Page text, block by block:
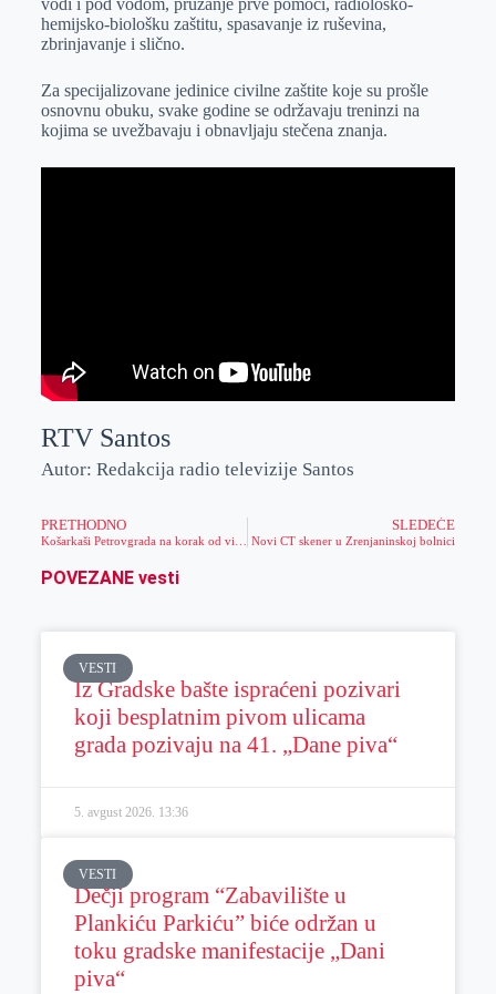
vodi i pod vodom, pružanje prve pomoći, radiološko-
hemijsko-biološku zaštitu, spasavanje iz ruševina,
zbrinjavanje i slično.
Za specijalizovane jedinice civilne zaštite koje su prošle
osnovnu obuku, svake godine se održavaju treninzi na
kojima se uvežbavaju i obnavljaju stečena znanja.
RTV Santos
Autor: Redakcija radio televizije Santos
PRETHODNO SLEDEĆE
Novi CT skener u Zrenjaninskoj bolnici
POVEZANE vesti
VESTI
Iz Gradske bašte ispraćeni pozivari
koji besplatnim pivom ulicama
grada pozivaju na 41. „Dane piva“
5. avgust 2026. 13:36
VESTI
Dečji program “Zabavilište u
Plankiću Parkiću” biće održan u
toku gradske manifestacije „Dani
piva“